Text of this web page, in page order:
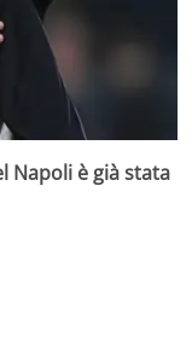
Napoli è già stata